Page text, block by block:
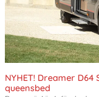
NYHET! Dreamer D64
queensbed